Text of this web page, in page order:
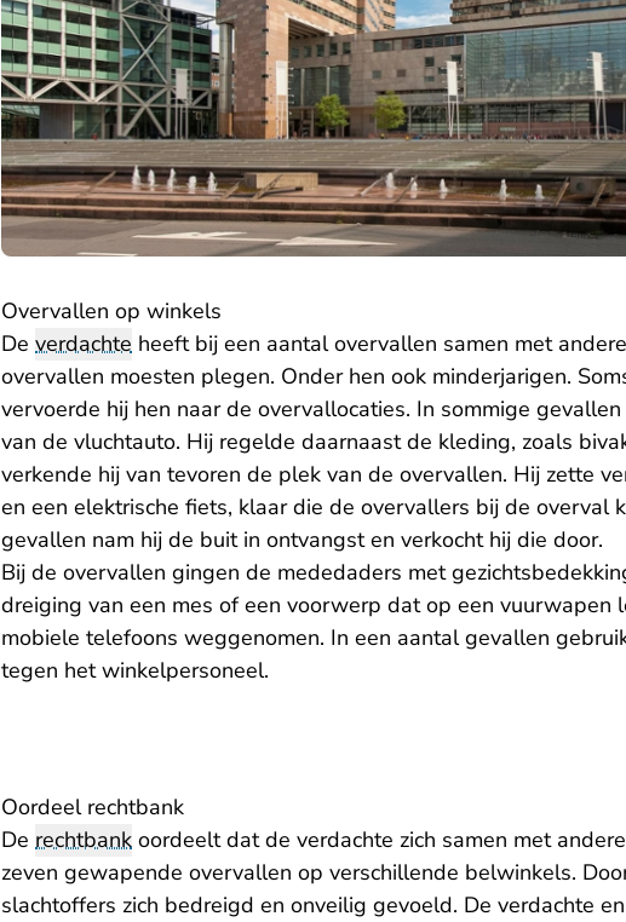
Overvallen op winkels
De verdachte heeft bij een aantal overvallen samen met
overvallen moesten plegen. Onder hen ook minderjarigen.
vervoerde hij hen naar de overvallocaties. In sommige
van de vluchtauto. Hij regelde daarnaast de kleding, zoals
verkende hij van tevoren de plek van de overvallen. Hij zette
en een elektrische fiets, klaar die de overvallers bij de overval
gevallen nam hij de buit in ontvangst en verkocht hij die door.
Bij de overvallen gingen de mededaders met
dreiging van een mes of een voorwerp dat op een vuurwapen
mobiele telefoons weggenomen. In een aantal gevallen
tegen het winkelpersoneel.
Oordeel rechtbank
De rechtbank oordeelt dat de verdachte zich samen met
zeven gewapende overvallen op verschillende belwinkels.
slachtoffers zich bedreigd en onveilig gevoeld. De verdachte